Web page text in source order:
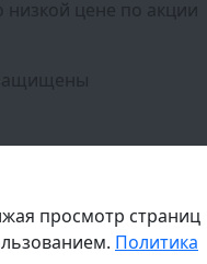
низкой цене по акции
просмотр страниц
Политика